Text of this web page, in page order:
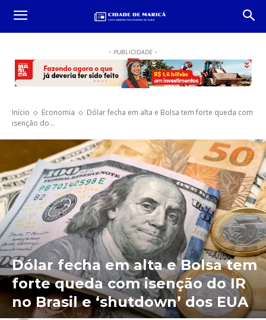
- PUBLICIDADE -
Início Economia
Dólar fecha em alta e Bolsa tem forte queda com
isenção do...
Dólar fecha em alta e Bolsa tem
forte queda com isenção do IR
no Brasil e ‘shutdown’ dos EUA